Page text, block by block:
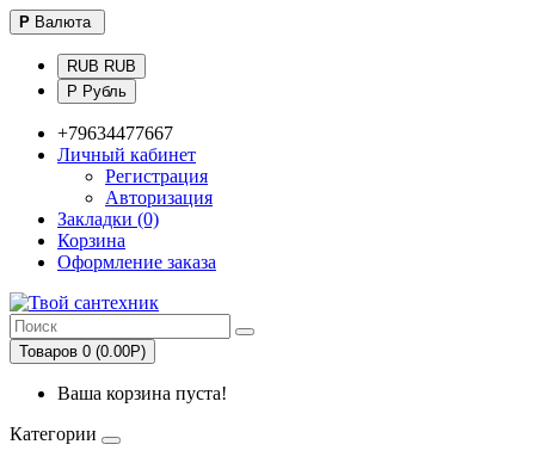
Р Валюта
RUB RUB
Р Рубль
+79634477667
Личный кабинет
Регистрация
Авторизация
Закладки (0)
Корзина
Оформление заказа
Товаров 0 (0.00Р)
Ваша корзина пуста!
Категории